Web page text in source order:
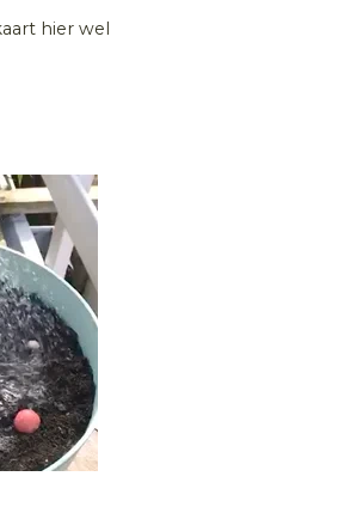
hier wel